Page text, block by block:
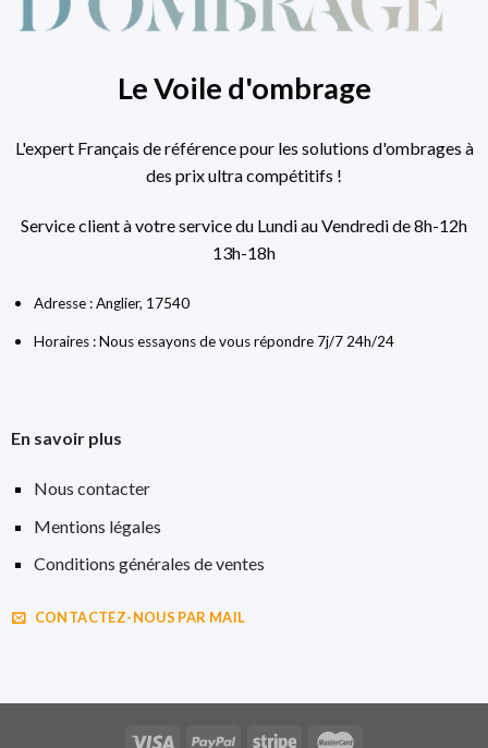
Le Voile d'ombrage
L'expert Français de référence pour les solutions d'ombrages à
des prix ultra compétitifs !
Service client à votre service du Lundi au Vendredi de 8h-12h
13h-18h
Adresse : Anglier, 17540
Horaires : Nous essayons de vous répondre 7j/7 24h/24
En savoir plus
Nous contacter
Mentions légales
Conditions générales de ventes
CONTACTEZ-NOUS PAR MAIL